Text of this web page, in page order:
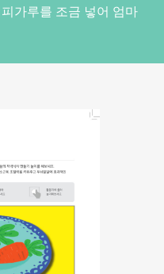
가루를 조금 넣어 엄마